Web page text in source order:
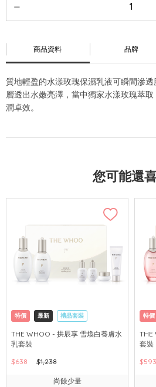
商品資料 品牌
質地輕盈的水漾玫瑰保濕乳液可瞬間滲
層透出水嫩亮澤，當中獨家水漾玫瑰萃
潤卓效。
您可能還
特價 最新 禮品套裝
網購店取 可中國內地配送
THE WHOO - 拱辰享 雪煥白養膚水
乳套裝
$638
$1,238
尚餘少量
特價
網
THE
套裝
$593